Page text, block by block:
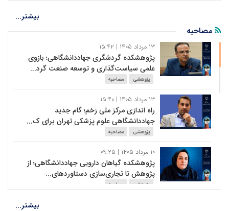
تاپ خبر پژوهشی
۱۸ مرداد ۱۴۰۵ | ۱۱:۲۰
تجلیل از جهادگران نمونه کشوری جهاددانشگاهی
در چهل‌وششمین سالگرد تشکیل ...
جدید
پژوهشی
۱۸ مرداد ۱۴۰۵ | ۱۱:۱۲
روایت یک‌سال پژوهش و فناوری؛ جهاددانشگاهی
در مسیر توسعه فناوری‌های راه...
جدید
تاپ خبر پژوهشی
۱۸ مرداد ۱۴۰۵ | ۰۸:۵۷
تشریح دستاوردهای مسئله محور پژوهشکده
بیشتر...
مصاحبه
۱۳ مرداد ۱۴۰۵ | ۱۵:۴۲
پژوهشکده گردشگری جهاددانشگاهی؛ بازوی
علمی سیاست‌گذاری و توسعه صنعت گرد...
پژوهشی مصاحبه
۱۳ مرداد ۱۴۰۵ | ۱۵:۴۰
راه اندازی مرکز ملی زخم؛ گام جدید
جهاددانشگاهی علوم پزشکی تهران برای ک...
پژوهشی مصاحبه
۱۰ مرداد ۱۴۰۵ | ۰۹:۲۵
پژوهشکده گیاهان دارویی جهاددانشگاهی؛ از
پژوهش تا تجاری‌سازی دستاوردهای...
پژوهشی مصاحبه
بیشتر...